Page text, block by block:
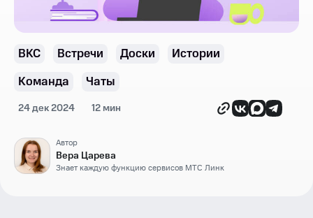
ВКС Встречи Доски
Истории
Команда
Чаты
24 дек 2024 12 мин
Автор
Вера Царева
Знает каждую функцию сервисов МТС Линк